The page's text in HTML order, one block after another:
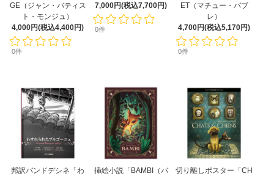
GE（ジャン・バティス
ト・モンジュ）
4,000円(税込4,400円)
0件
7,000円(税込7,700円)
0件
ET（マチュー・バブ
レ）
4,700円(税込5,170円)
0件
邦訳バンドデシネ「わ
挿絵小説「BAMBI（バ
切り離しポスター「CH